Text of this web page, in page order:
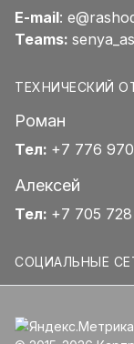
E-mail:
Teams:
ТЕХНИЧЕСКИЙ
Роман
Тел: +7 776
Алексей
Тел: +7 705
СОЦИАЛЬНЫЕ